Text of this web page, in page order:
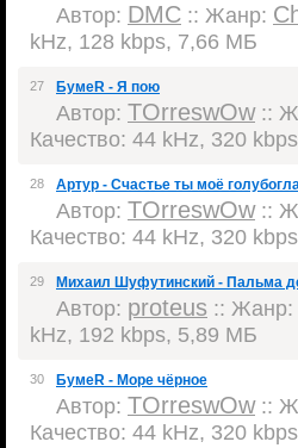
Автор: DMC :: Жанр:
kHz, 128 kbps, 7,66 МБ
27 БумеR - Я пою
Автор: TOrreswOw::
Качество: 44 kHz, 320
28 Артур - Счастье ты моё
Автор: TOrreswOw::
Качество: 44 kHz, 320
29 Михаил Шуфутинский - Пальма
Автор: proteus :: Жанр:
kHz, 192 kbps, 5,89 МБ
30 БумеR - Море чёрное
Автор: TOrreswOw::
Качество: 44 kHz, 320